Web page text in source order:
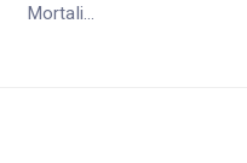
Mortali...